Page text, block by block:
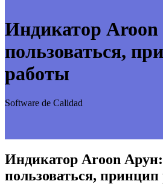
Индикатор
пользоваться,
работы
Software de Calidad
Индикатор Aroon
пользоваться,